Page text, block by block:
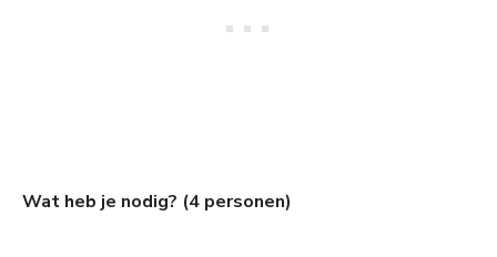
Wat heb je nodig? (4 personen)